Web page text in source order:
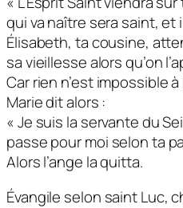
qui va naître sera saint, et
Élisabeth, ta cousine,
sa vieillesse alors qu’on
Car rien n’est impossible à
Marie dit alors :
« Je suis la servante du
passe pour moi selon ta
Alors l’ange la quitta.
Évangile selon saint Luc,